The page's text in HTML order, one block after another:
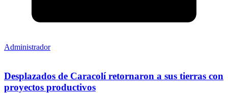
Administrador
Desplazados de Caracolí retornaron a sus tierras con
proyectos productivos